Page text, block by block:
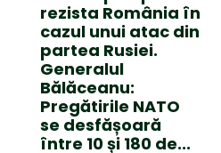
rezista România în
cazul unui atac din
partea Rusiei.
Generalul
Bălăceanu:
Pregătirile NATO
se desfășoară
între 10 și 180 de...